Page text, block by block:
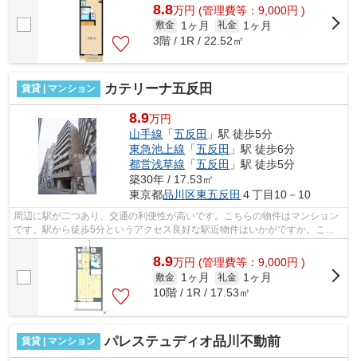
8.8万円 (管理費等：9,000円 )
敷金 1ヶ月 礼金
1ヶ月
3階 / 1R / 22.52㎡
賃貸 | マンション カテリーナ五反田
8.9万円
山手線 「五反田 」駅 徒歩5分
東急池上線 「五反田 」駅 徒歩6分
都営浅草線 「五反田 」駅 徒歩5分
築30年 / 17.53㎡
東京都品川区東五反田 ４丁目10－10
周辺に駅が二つあり、交通の利便性が高いです。こちらの物件はマンション
です。駅から徒歩5分というアクセス良好な駅近物件はいかがですか。こち
らの物件はエレベーター付きです。通風...
8.9万円 (管理費等：9,000円 )
敷金 1ヶ月 礼金
1ヶ月
10階 / 1R / 17.53㎡
賃貸 | マンション パレステュディオ品川不動前